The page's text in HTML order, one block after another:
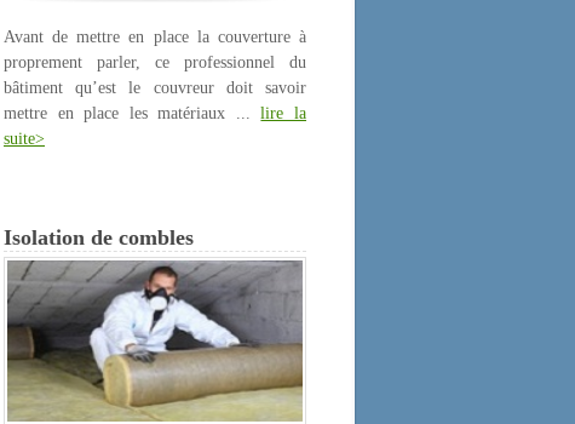
Avant de mettre en place la couverture à
proprement parler, ce professionnel du
bâtiment qu’est le couvreur doit savoir
mettre en place les matériaux ...lire la
suite>
Isolation de combles